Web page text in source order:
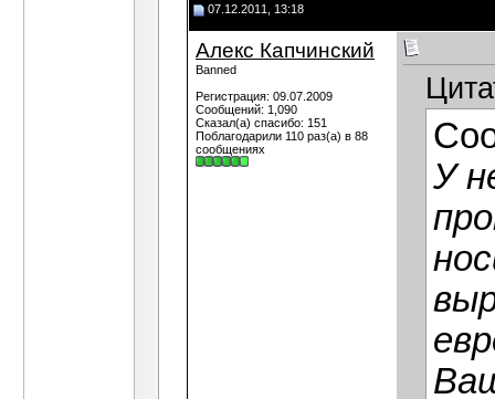
07.12.2011, 13:18
Алекс Капчинский
Banned
Регистрация: 09.07.2009
Сообщений: 1,090
Сказал(а) спасибо: 151
Поблагодарили 110 раз(а) в 88
сообщениях
У